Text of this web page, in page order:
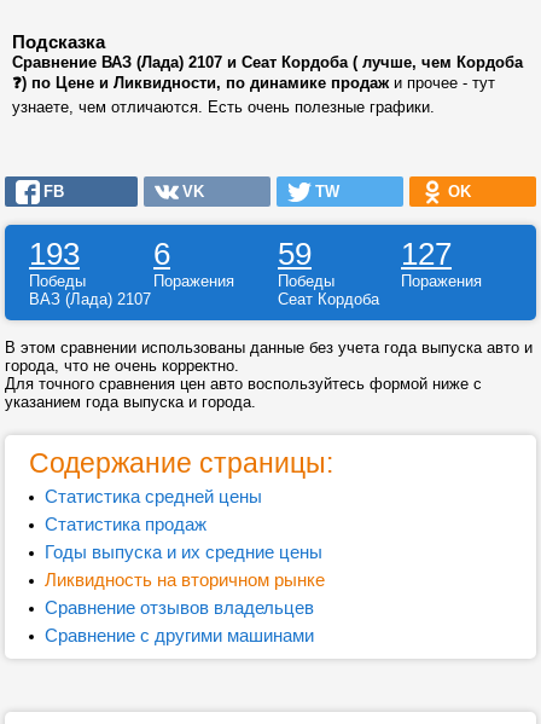
Подсказка
Сравнение ВАЗ (Лада) 2107 и Сеат Кордоба ( лучше, чем Кордоба
❓) по Цене и Ликвидности, по динамике продажи прочее - тут
узнаете, чем отличаются. Есть очень полезные графики.
FB VK TW OK
193 6 59 127
Победы Поражения Победы
Поражения
ВАЗ (Лада) 2107
Сеат Кордоба
В этом сравнении использованы данные без учета года выпуска авто и
города, что не очень корректно.
Для точного сравнения цен авто воспользуйтесь формой ниже с
указанием года выпуска и города.
Содержание страницы:
Статистика средней цены
Статистика продаж
Годы выпуска и их средние цены
Ликвидность на вторичном рынке
Сравнение отзывов владельцев
Сравнение с другими машинами